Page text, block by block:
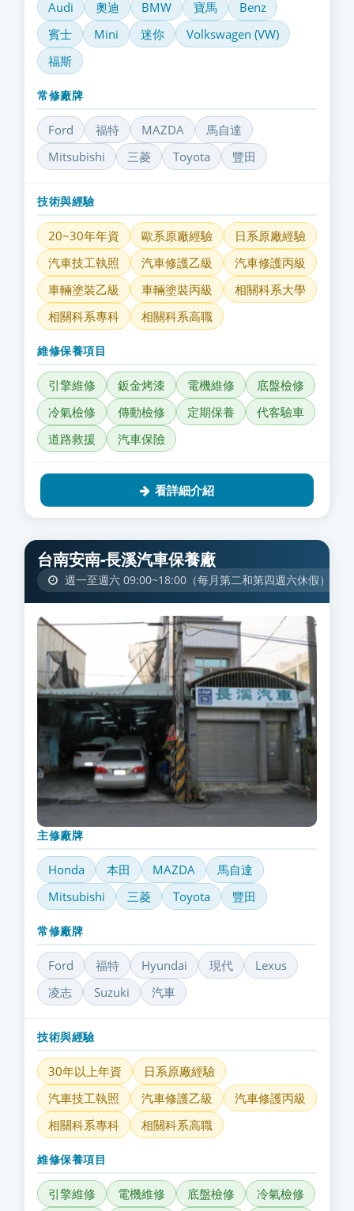
Audi 奧迪 BMW 寶馬
Benz
賓士
Mini 迷你
Volkswagen (VW)
福斯
常修廠牌
Ford 福特 MAZDA
馬自達
Mitsubishi
三菱 Toyota 豐田
技術與經驗
20~30年年資 歐系原廠經驗
日系原廠經驗
汽車技工執照
汽車修護乙級
汽車修護丙級
車輛塗裝乙級
車輛塗裝丙級
相關科系大學
相關科系專科
相關科系高職
維修保養項目
引擎維修 鈑金烤漆 電機維修
底盤檢修
冷氣檢修
傳動檢修 定期保養
代客驗車
道路救援
汽車保險
看詳細介紹
台南安南-長溪汽車保養廠
週一至週六 09:00~18:00（每月第二和第四週六休假）
主修廠牌
Honda 本田 MAZDA
馬自達
Mitsubishi
三菱 Toyota 豐田
常修廠牌
Ford 福特 Hyundai 現代
Lexus
凌志
Suzuki 汽車
技術與經驗
30年以上年資
日系原廠經驗
汽車技工執照
汽車修護乙級
汽車修護丙級
相關科系專科
相關科系高職
維修保養項目
引擎維修 電機維修 底盤檢修
冷氣檢修